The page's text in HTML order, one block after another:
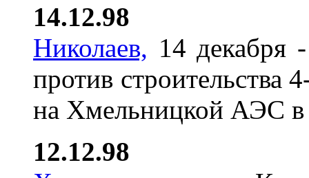
14.12.98
Николаев, 14 декабря
против строительства
на Хмельницкой АЭС в
12.12.98